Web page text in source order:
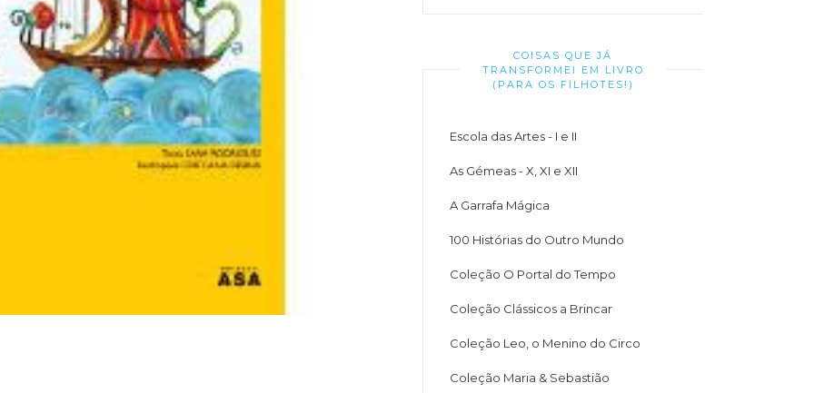
COISAS QUE JÁ
TRANSFORMEI EM LIVRO
(PARA OS FILHOTES!)
Escola das Artes - I e II
As Gémeas - X, XI e XII
A Garrafa Mágica
100 Histórias do Outro Mundo
Coleção O Portal do Tempo
Coleção Clássicos a Brincar
Coleção Leo, o Menino do Circo
Coleção Maria & Sebastião